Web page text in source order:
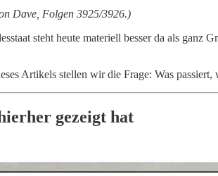
Dave, Folgen 3925/3926.)
steht heute materiell besser da als
Artikels stellen wir die Frage: Was
gezeigt hat